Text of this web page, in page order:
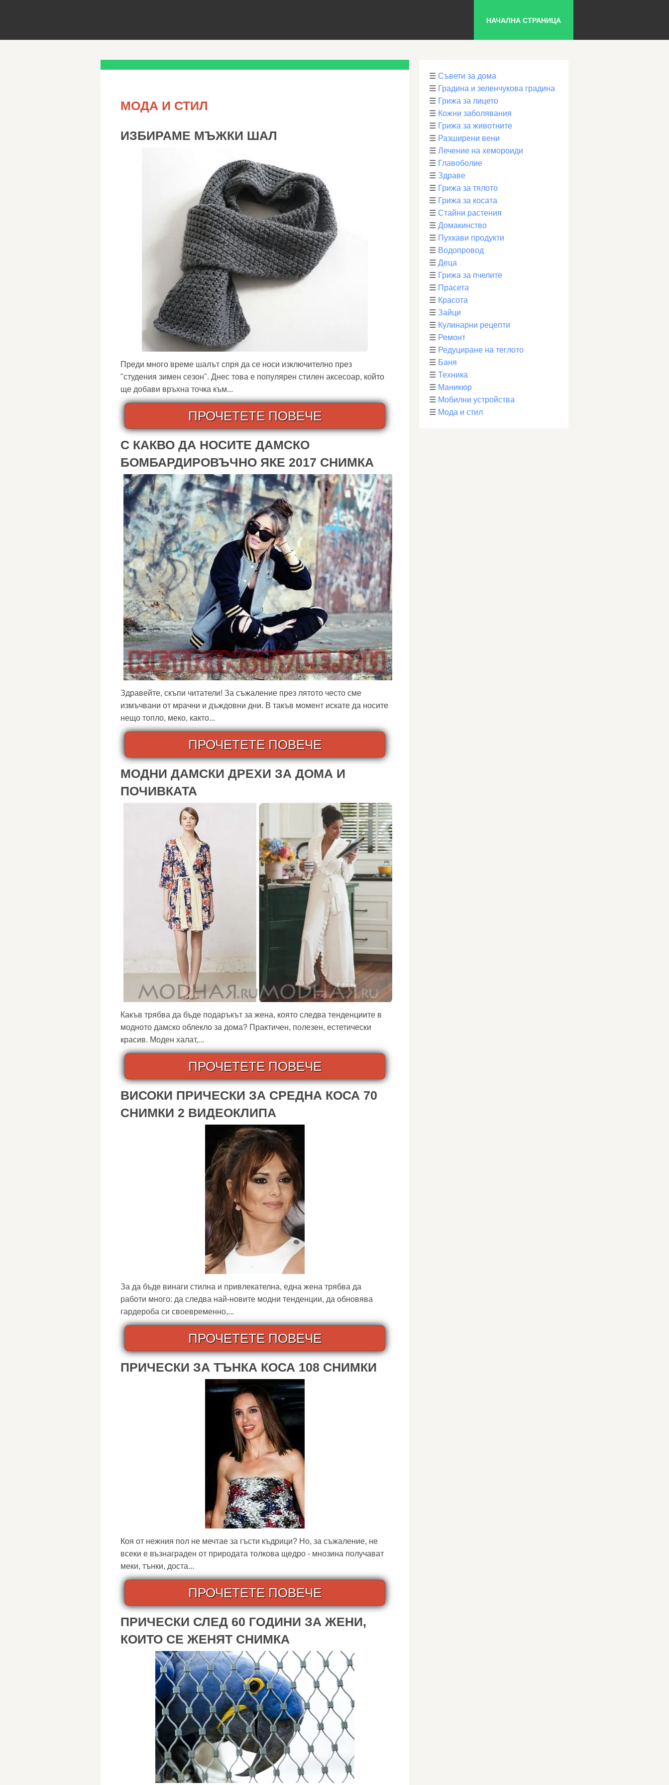
НАЧАЛНА СТРАНИЦА
МОДА И СТИЛ
ИЗБИРАМЕ МЪЖКИ ШАЛ
Преди много време шалът спря да се носи изключително през
"студения зимен сезон". Днес това е популярен стилен аксесоар, който
ще добави връхна точка към...
ПРОЧЕТЕТЕ ПОВЕЧЕ
С КАКВО ДА НОСИТЕ ДАМСКО
БОМБАРДИРОВЪЧНО ЯКЕ 2017 СНИМКА
Здравейте, скъпи читатели! За съжаление през лятото често сме
измъчвани от мрачни и дъждовни дни. В такъв момент искате да носите
нещо топло, меко, както...
ПРОЧЕТЕТЕ ПОВЕЧЕ
МОДНИ ДАМСКИ ДРЕХИ ЗА ДОМА И
ПОЧИВКАТА
Какъв трябва да бъде подаръкът за жена, която следва тенденциите в
модното дамско облекло за дома? Практичен, полезен, естетически
красив. Моден халат,...
ПРОЧЕТЕТЕ ПОВЕЧЕ
ВИСОКИ ПРИЧЕСКИ ЗА СРЕДНА КОСА 70
СНИМКИ 2 ВИДЕОКЛИПА
За да бъде винаги стилна и привлекателна, една жена трябва да
работи много: да следва най-новите модни тенденции, да обновява
гардероба си своевременно,...
ПРОЧЕТЕТЕ ПОВЕЧЕ
ПРИЧЕСКИ ЗА ТЪНКА КОСА 108 СНИМКИ
Коя от нежния пол не мечтае за гъсти къдрици? Но, за съжаление, не
всеки е възнаграден от природата толкова щедро - мнозина получават
меки, тънки, доста...
ПРОЧЕТЕТЕ ПОВЕЧЕ
ПРИЧЕСКИ СЛЕД 60 ГОДИНИ ЗА ЖЕНИ,
КОИТО СЕ ЖЕНЯТ СНИМКА
☰ Съвети за дома
☰ Градина и зеленчукова градина
☰ Грижа за лицето
☰ Кожни заболявания
☰ Грижа за животните
☰ Разширени вени
☰ Лечение на хемороиди
☰ Главоболие
☰ Здраве
☰ Грижа за тялото
☰ Грижа за косата
☰ Стайни растения
☰ Домакинство
☰ Пухкави продукти
☰ Водопровод
☰ Деца
☰ Грижа за пчелите
☰ Прасета
☰ Красота
☰ Зайци
☰ Кулинарни рецепти
☰ Ремонт
☰ Редуциране на теглото
☰ Баня
☰ Техника
☰ Маникюр
☰ Мобилни устройства
☰ Мода и стил